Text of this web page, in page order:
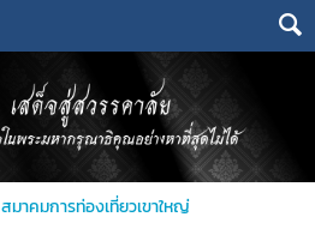
สมาคมการท่องเที่ยวเขาใหญ่